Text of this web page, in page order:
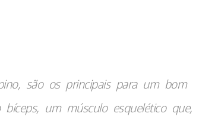
são os principais para um bom
um músculo esquelético que,